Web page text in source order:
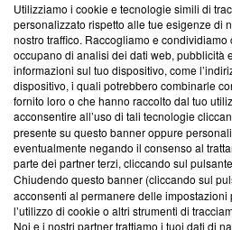
Questa sezione offre informazioni
News, sui nostri processi editoriali
creare news di qualità. Inoltre,
‘Trust Project - News with Integrity’
ancora membro del programma,
parte; Trust Project non ha ancora
conformità agli standard.
Su di noi
Team editoriale
Utilizziamo i cookie e tecnologie simili di
personalizzato rispetto alle tue esigenze di
nostro traffico. Raccogliamo e condividiamo
occupano di analisi dei dati web, pubblicità
informazioni sul tuo dispositivo, come
dispositivo, i quali potrebbero combinarle
fornito loro o che hanno raccolto dal tuo
acconsentire all’uso di tali tecnologie
presente su questo banner oppure
eventualmente negando il consenso al
parte dei partner terzi, cliccando sul pulsante
Chiudendo questo banner (cliccando sul
acconsenti al permanere delle
l’utilizzo di cookie o altri strumenti di
Noi e i nostri partner trattiamo i tuoi dati di